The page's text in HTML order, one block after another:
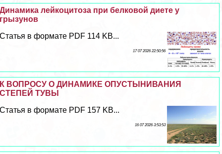
Динамика лейкоцитоза при белковой диете у
грызунов
Статья в формате PDF 114 KB...
17 07 2026 22:50:56
К ВОПРОСУ О ДИНАМИКЕ ОПУСТЫНИВАНИЯ
СТЕПЕЙ ТУВЫ
Статья в формате PDF 157 KB...
16 07 2026 3:53:53